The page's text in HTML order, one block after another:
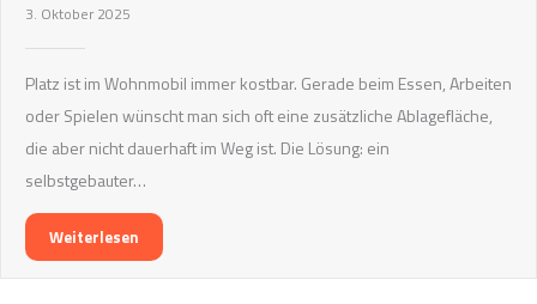
3. Oktober 2025
Platz ist im Wohnmobil immer kostbar. Gerade beim Essen, Arbeiten
oder Spielen wünscht man sich oft eine zusätzliche Ablagefläche,
die aber nicht dauerhaft im Weg ist. Die Lösung: ein
selbstgebauter…
Weiterlesen